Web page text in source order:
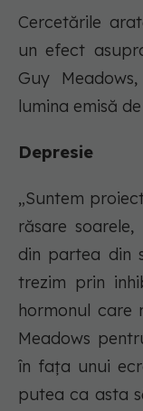
Cercetările
un efect
Guy
lumina emisă
Depresie
„Suntem
răsare
din partea din
trezim prin
hormonul care
Meadows
în fața unui
putea ca asta